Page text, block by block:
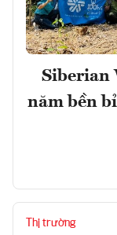
Siberian
năm bền
Thị trường